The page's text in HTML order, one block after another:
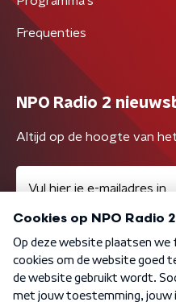
Frequenties
NPO Radio 2
Altijd op de hoogte van
Algemene voorwaarden